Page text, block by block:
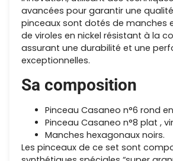
avancées pour garantir une qualité
pinceaux sont dotés de manches
de viroles en nickel résistant à la
assurant une durabilité et une
exceptionnelles.
Sa composition
Pinceau Casaneo n°6 rond
Pinceau Casaneo n°8 plat ,
Manches hexagonaux noirs.
Les pinceaux de ce set sont